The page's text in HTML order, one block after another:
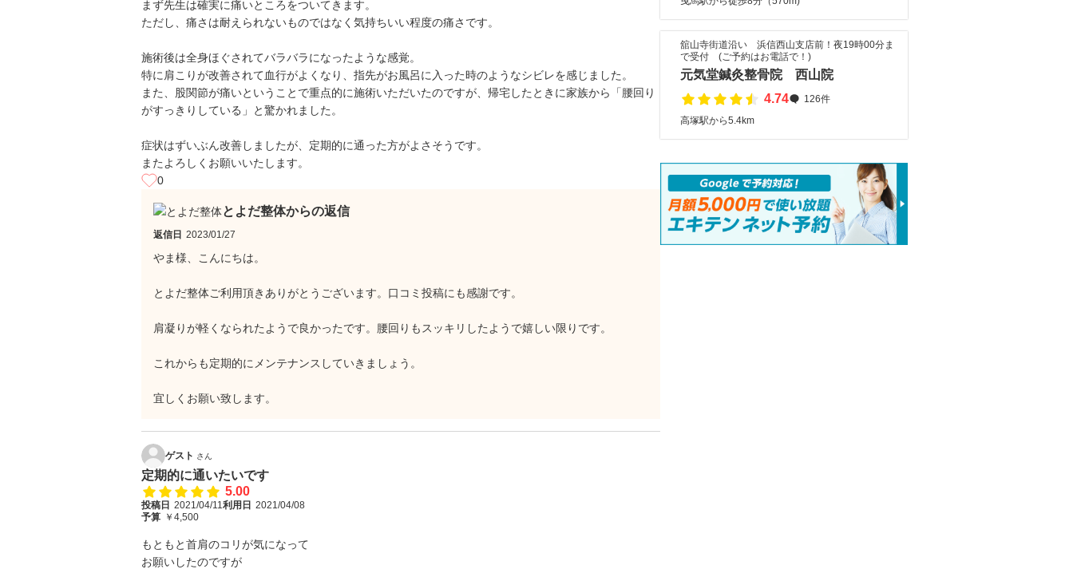
まず先生は確実に痛いところをついてきます。
ただし、痛さは耐えられないものではなく気持ちいい程度の痛さです。
施術後は全身ほぐされてバラバラになったような感覚。
特に肩こりが改善されて血行がよくなり、指先がお風呂に入った時のようなシビレを感じました。
また、股関節が痛いということで重点的に施術いただいたのですが、帰宅したときに家族から「腰回り
がすっきりしている」と驚かれました。
症状はずいぶん改善しましたが、定期的に通った方がよさそうです。
またよろしくお願いいたします。
0
とよだ整体からの返信
返信日 2023/01/27
やま様、こんにちは。
とよだ整体ご利用頂きありがとうございます。口コミ投稿にも感謝です。
肩凝りが軽くなられたようで良かったです。腰回りもスッキリしたようで嬉しい限りです。
これからも定期的にメンテナンスしていきましょう。
宜しくお願い致します。
ゲスト さん
定期的に通いたいです
5.00
投稿日 2021/04/11利用日 2021/04/08
予算 ￥4,500
もともと首肩のコリが気になって
お願いしたのですが
舘山寺街道沿い 浜信西山支店前！夜19時00分ま
で受付 (ご予約はお電話で！)
元気堂鍼灸整骨院 西山院
4.74
126件
高塚駅から5.4km